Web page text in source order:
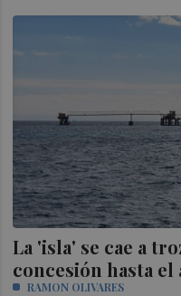
La 'isla' se cae a
concesión hasta el
RAMON OLIVARES